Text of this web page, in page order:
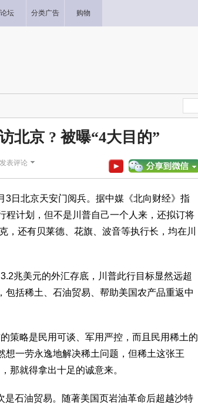
论坛 分类广告 购物
北京 ? 被曝“4大目的”
表评论
3日北京天安门阅兵。据中媒《北向财经》指
程计划，但不是川普自己一个人来，还拟订将
，还有贝莱德、花旗、波音等执行长，均在川
兆美元的外汇存底，川普此行目标显然远超
括稀土、石油贸易、帮助美国农产品重返中
策略是民用可谈、军用严控，而且民用稀土的
一劳永逸地解决稀土问题，但稀土这张王
那就得拿出十足的诚意来。
是石油贸易。随著美国页岩油革命后超越沙特